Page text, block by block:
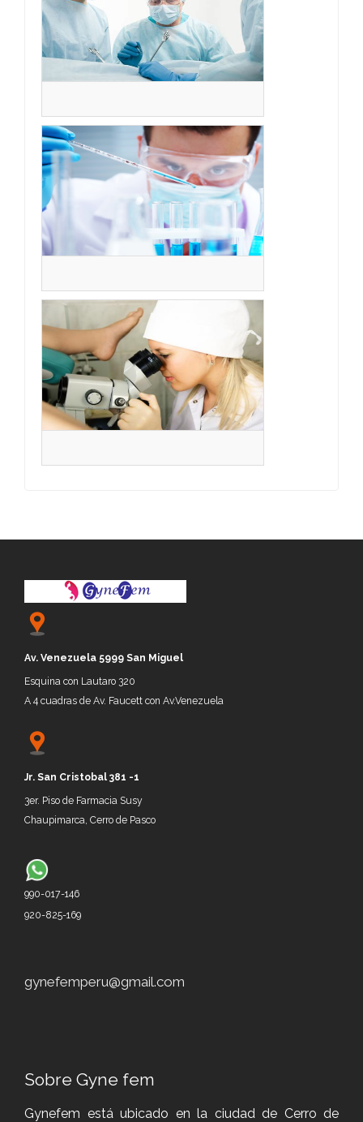
Av. Venezuela 5999 San Miguel
Esquina con Lautaro 320
A 4 cuadras de Av. Faucett con Av.Venezuela
Jr. San Cristobal 381 -1
3er. Piso de Farmacia Susy
Chaupimarca, Cerro de Pasco
990-017-146
920-825-169
gynefemperu@gmail.com
Sobre Gyne fem
Gynefem está ubicado en la ciudad de Cerro de